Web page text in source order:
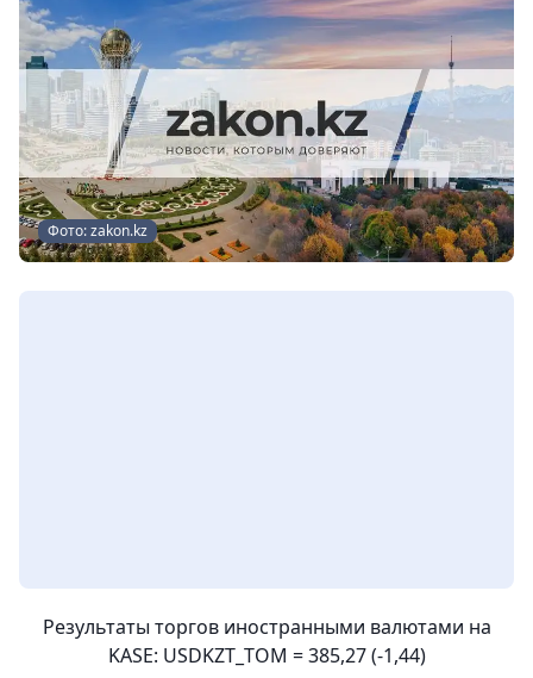
Фото: zakon.kz
Результаты торгов иностранными валютами на
KASE: USDKZT_TOM = 385,27 (-1,44)